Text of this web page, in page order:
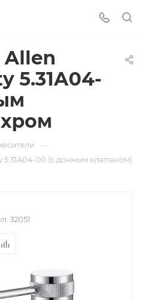
Allen
5.31A04-
—
00 (с донным клапаном)
32051